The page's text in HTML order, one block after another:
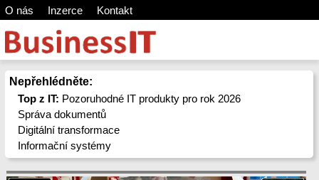
O nás Inzerce Kontakt
Nepřehlédněte:
Top z IT: Pozoruhodné IT produkty pro rok 2026
Správa dokumentů
Digitální transformace
Informační systémy